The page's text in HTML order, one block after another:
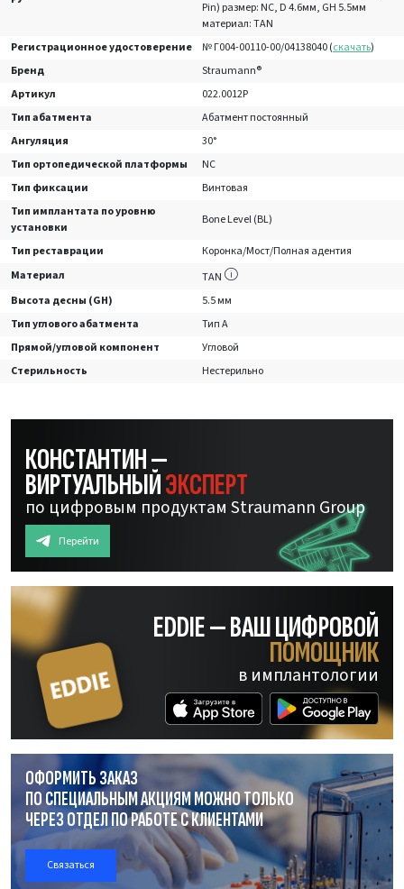
Pin) размер: NC, D 4.6мм, GH 5.5мм
материал: TAN
Регистрационное удостоверение
№ Г004-00110-00/04138040 (скачать)
Бренд
Straumann®
Артикул
022.0012P
Тип абатмента
Абатмент постоянный
Ангуляция
30°
Тип ортопедической платформы
NC
Тип фиксации
Винтовая
Тип имплантата по уровню
установки
Bone Level (BL)
Тип реставрации
Коронка/Мост/Полная адентия
Материал
TAN
Высота десны (GH)
5.5 мм
Тип углового абатмента
Тип А
Прямой/угловой компонент
Угловой
Стерильность
Нестерильно
КОНСТАНТИН —
ВИРТУАЛЬНЫЙЭКСПЕРТ
по цифровым продуктам Straumann Group
Перейти
EDDIE — ВАШ ЦИФРОВОЙ
ПОМОЩНИК
в имплантологии
ОФОРМИТЬ ЗАКАЗ
ПО СПЕЦИАЛЬНЫМ АКЦИЯМ МОЖНО ТОЛЬКО
ЧЕРЕЗ ОТДЕЛПО РАБОТЕС КЛИЕНТАМИ
Связаться